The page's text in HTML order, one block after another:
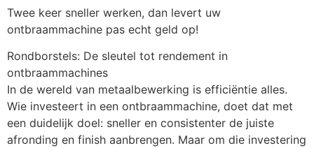
Twee keer sneller werken, dan levert uw
ontbraammachine pas echt geld op!
Rondborstels: De sleutel tot rendement in
ontbraammachines
In de wereld van metaalbewerking is efficiëntie alles.
Wie investeert in een ontbraammachine, doet dat met
een duidelijk doel: sneller en consistenter de juiste
afronding en finish aanbrengen. Maar om die investering